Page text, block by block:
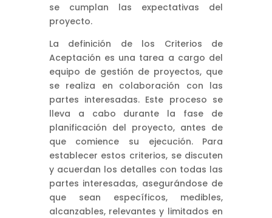
se cumplan las expectativas del
proyecto.
La definición de los Criterios de
Aceptación es una tarea a cargo del
equipo de gestión de proyectos, que
se realiza en colaboración con las
partes interesadas. Este proceso se
lleva a cabo durante la fase de
planificación del proyecto, antes de
que comience su ejecución. Para
establecer estos criterios, se discuten
y acuerdan los detalles con todas las
partes interesadas, asegurándose de
que sean específicos, medibles,
alcanzables, relevantes y limitados en